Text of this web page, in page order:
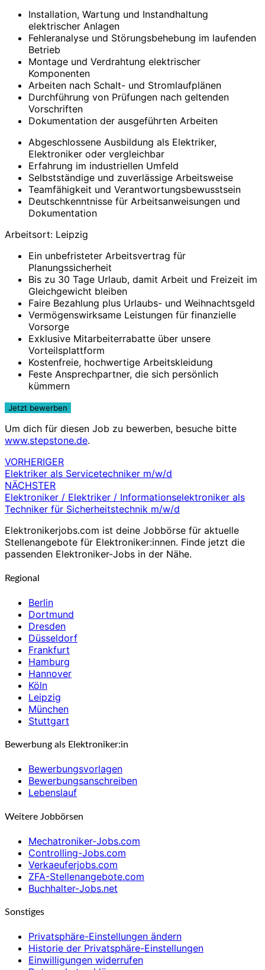
Installation, Wartung und Instandhaltung
elektrischer Anlagen
Fehleranalyse und Störungsbehebung im laufenden
Betrieb
Montage und Verdrahtung elektrischer
Komponenten
Arbeiten nach Schalt- und Stromlaufplänen
Durchführung von Prüfungen nach geltenden
Vorschriften
Dokumentation der ausgeführten Arbeiten
Abgeschlossene Ausbildung als Elektriker,
Elektroniker oder vergleichbar
Erfahrung im industriellen Umfeld
Selbstständige und zuverlässige Arbeitsweise
Teamfähigkeit und Verantwortungsbewusstsein
Deutschkenntnisse für Arbeitsanweisungen und
Dokumentation
Arbeitsort: Leipzig
Ein unbefristeter Arbeitsvertrag für
Planungssicherheit
Bis zu 30 Tage Urlaub, damit Arbeit und Freizeit im
Gleichgewicht bleiben
Faire Bezahlung plus Urlaubs- und Weihnachtsgeld
Vermögenswirksame Leistungen für finanzielle
Vorsorge
Exklusive Mitarbeiterrabatte über unsere
Vorteilsplattform
Kostenfreie, hochwertige Arbeitskleidung
Feste Ansprechpartner, die sich persönlich
kümmern
Um dich für diesen Job zu bewerben, besuche bitte
www.stepstone.de.
Beitragsnavigation
VORHERIGER
Elektriker als Servicetechniker m/w/d
NÄCHSTER
Elektroniker / Elektriker / Informationselektroniker als
Techniker für Sicherheitstechnik m/w/d
Elektronikerjobs.com ist deine Jobbörse für aktuelle
Stellenangebote für Elektroniker:innen. Finde jetzt die
passenden Elektroniker-Jobs in der Nähe.
Regional
Berlin
Dortmund
Dresden
Düsseldorf
Frankfurt
Hamburg
Hannover
Köln
Leipzig
München
Stuttgart
Bewerbung als Elektroniker:in
Bewerbungsvorlagen
Bewerbungsanschreiben
Lebenslauf
Weitere Jobbörsen
Mechatroniker-Jobs.com
Controlling-Jobs.com
Verkaeuferjobs.com
ZFA-Stellenangebote.com
Buchhalter-Jobs.net
Sonstiges
Privatsphäre-Einstellungen ändern
Historie der Privatsphäre-Einstellungen
Einwilligungen widerrufen